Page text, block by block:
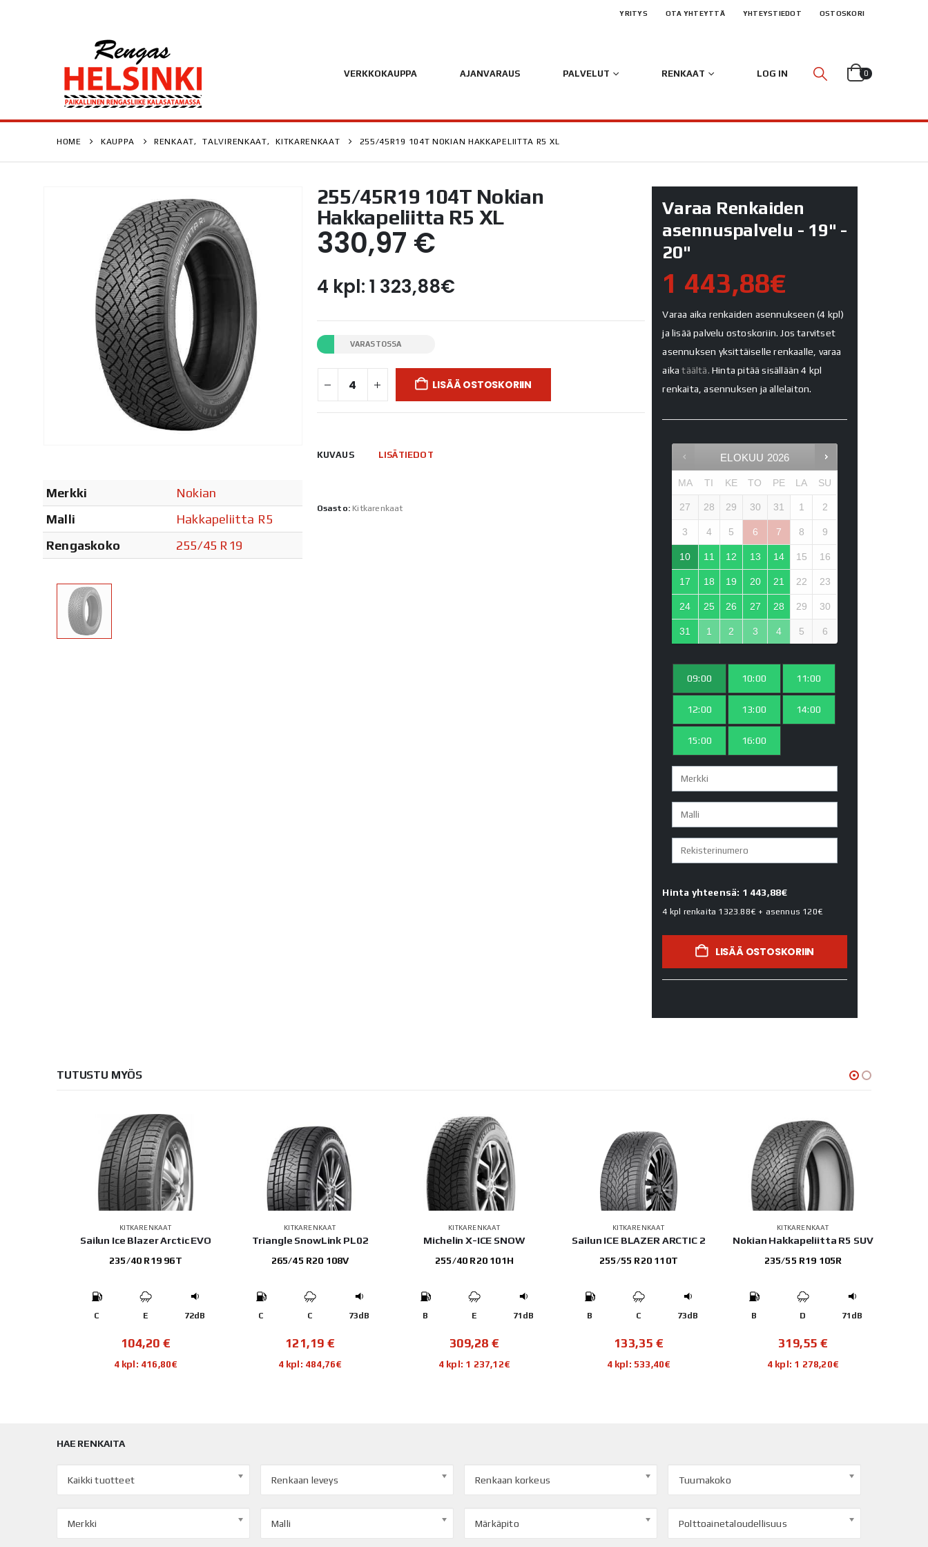
YRITYS OTA YHTEYTTÄ YHTEYSTIEDOT OSTOSKORI
VERKKOKAUPPA AJANVARAUS PALVELUT RENKAAT LOG IN 0
HOME KAUPPA RENKAAT, TALVIRENKAAT, KITKARENKAAT 255/45R19 104T NOKIAN HAKKAPELIITTA R5 XL
Merkki
Nokian
Malli
Hakkapeliitta R5
Rengaskoko
255/45 R19
255/45R19 104T Nokian
Hakkapeliitta R5 XL
330,97 €
4 kpl: 1 323,88€
VARASTOSSA
LISÄÄ OSTOSKORIIN
KUVAUS LISÄTIEDOT
Osasto: Kitkarenkaat
Varaa Renkaiden
asennuspalvelu - 19" -
20"
1 443,88€
Varaa aika renkaiden asennukseen (4 kpl)
ja lisää palvelu ostoskoriin. Jos tarvitset
asennuksen yksittäiselle renkaalle, varaa
aikatäältä. Hinta pitää sisällään 4 kpl
renkaita, asennuksen ja allelaiton.
ELOKUU 2026
MA TI KE TO PE LA SU
27 28 29 30 31 1 2
3 4 5 6 7 8 9
10 11 12 13 14 15 16
17 18 19 20 21 22 23
24 25 26 27 28 29 30
31 1 2 3 4 5 6
09:00 10:00 11:00
12:00 13:00 14:00
15:00 16:00
Hinta yhteensä: 1 443,88€
4 kpl renkaita 1323.88€ + asennus 120€
LISÄÄ OSTOSKORIIN
TUTUSTU MYÖS
KITKARENKAAT
Sailun Ice Blazer Arctic EVO
235/40 R19 96T
C E 72dB
104,20 €
4 kpl: 416,80€
KITKARENKAAT
Triangle SnowLink PL02
265/45 R20 108V
C C 73dB
121,19 €
4 kpl: 484,76€
KITKARENKAAT
Michelin X-ICE SNOW
255/40 R20 101H
B E 71dB
309,28 €
4 kpl: 1 237,12€
KITKARENKAAT
Sailun ICE BLAZER ARCTIC 2
255/55 R20 110T
B C 73dB
133,35 €
4 kpl: 533,40€
KITKARENKAAT
Nokian Hakkapeliitta R5 SUV
235/55 R19 105R
B D 71dB
319,55 €
4 kpl: 1 278,20€
HAE RENKAITA
Kaikki tuotteet Renkaan leveys Renkaan korkeus Tuumakoko
Merkki Malli Märkäpito Polttoainetaloudellisuus